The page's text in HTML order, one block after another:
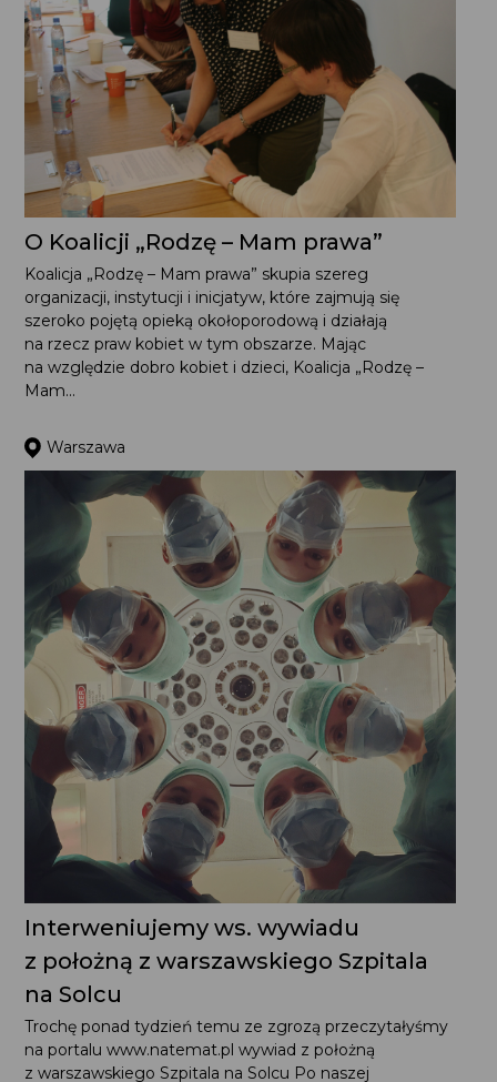
O Koalicji „Rodzę – Mam prawa”
Koalicja „Rodzę – Mam prawa” skupia szereg organizacji,
instytucji i inicjatyw, które zajmują się szeroko pojętą
opieką okołoporodową i działają na rzecz praw kobiet
Interweniujemy ws. wywiadu
z położną z warszawskiego Szpitala
na Solcu